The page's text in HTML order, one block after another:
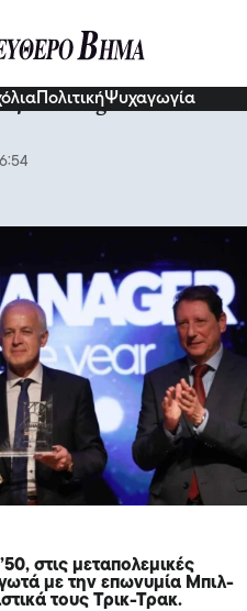
ΠολιτικήΨυχαγωγία
Manager of the
στις μεταπολεμικές
με την επωνυμία Μπιλ-
τους Τρικ-Τρακ.